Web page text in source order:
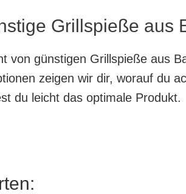
Grillspieße aus
von günstigen Grillspieße aus
zeigen wir dir, worauf du
du leicht das optimale Produkt.